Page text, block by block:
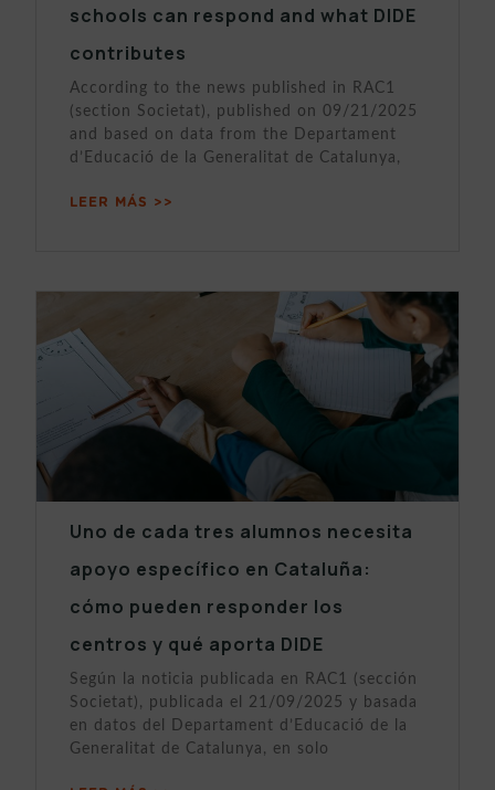
schools can respond and what DIDE
contributes
According to the news published in RAC1
(section Societat), published on 09/21/2025
and based on data from the Departament
d’Educació de la Generalitat de Catalunya,
LEER MÁS >>
Uno de cada tres alumnos necesita
apoyo específico en Cataluña:
cómo pueden responder los
centros y qué aporta DIDE
Según la noticia publicada en RAC1 (sección
Societat), publicada el 21/09/2025 y basada
en datos del Departament d’Educació de la
Generalitat de Catalunya, en solo